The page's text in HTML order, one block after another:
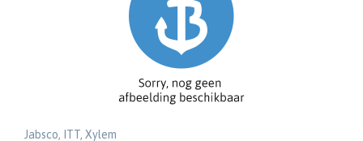
Jabsco, ITT, Xylem